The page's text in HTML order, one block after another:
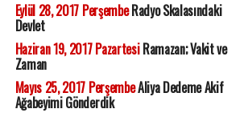
Eylül 28, 2017 PerşembeRadyo Skalasındaki
Devlet
Haziran 19, 2017 PazartesiRamazan; Vakit ve
Zaman
Mayıs 25, 2017 PerşembeAliya Dedeme Akif
Ağabeyimi Gönderdik